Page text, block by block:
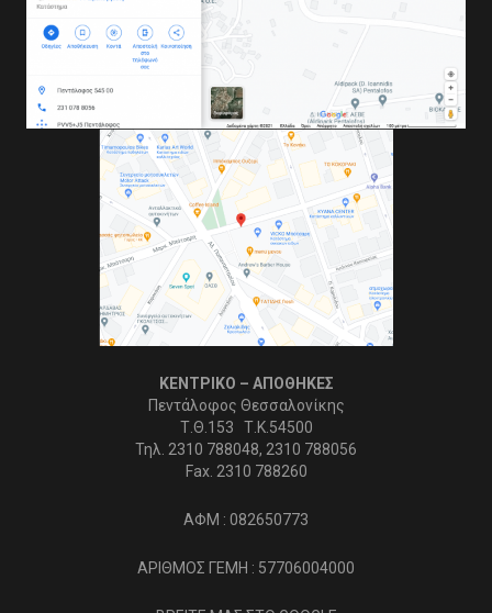
ΚΕΝΤΡΙΚΟ – ΑΠΟΘΗΚΕΣ
Πεντάλοφος Θεσσαλονίκης
Τ.Θ.153 Τ.Κ.54500
Τηλ. 2310 788048, 2310 788056
Fax. 2310 788260
ΑΦΜ : 082650773
ΑΡΙΘΜΟΣ ΓΕΜΗ : 57706004000